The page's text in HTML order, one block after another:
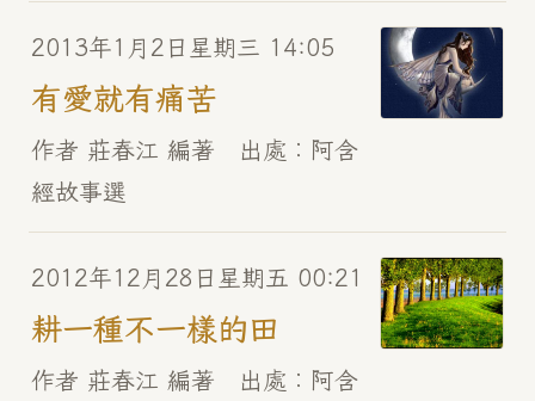
2013年1月2日星期三 14:05
有愛就有痛苦
作者 莊春江 編著 出處︰阿含
經故事選
2012年12月28日星期五 00:21
耕一種不一樣的田
作者 莊春江 編著 出處︰阿含